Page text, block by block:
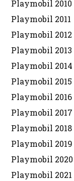
Playmobil 2010
Playmobil 2011
Playmobil 2012
Playmobil 2013
Playmobil 2014
Playmobil 2015
Playmobil 2016
Playmobil 2017
Playmobil 2018
Playmobil 2019
Playmobil 2020
Playmobil 2021